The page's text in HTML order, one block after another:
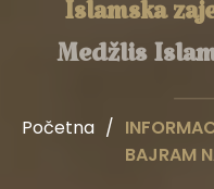
Islamska
Medžlis
Početna /
BAJRAM